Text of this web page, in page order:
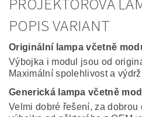
POPIS VARIANT
Originální lampa včetně
Výbojka i modul jsou od
Maximální spolehlivost a
Generická lampa včetně
Velmi dobré řešení, za